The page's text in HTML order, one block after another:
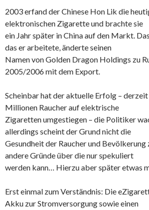
2003 erfand der Chinese Hon Lik die
elektronischen Zigarette und brachte sie
ein Jahr später in China auf den Markt.
das er arbeitete, änderte seinen
Namen von Golden Dragon Holdings zu
2005/2006 mit dem Export.
Scheinbar hat der aktuelle Erfolg – derzeit
Millionen Raucher auf elektrische
Zigaretten umgestiegen – die Politiker
allerdings scheint der Grund nicht die
Gesundheit der Raucher und Bevölkerung
andere Gründe über die nur spekuliert
werden kann… Hierzu aber später etwas
Erst einmal zum Verständnis: Die
Akku zur Stromversorgung sowie einen